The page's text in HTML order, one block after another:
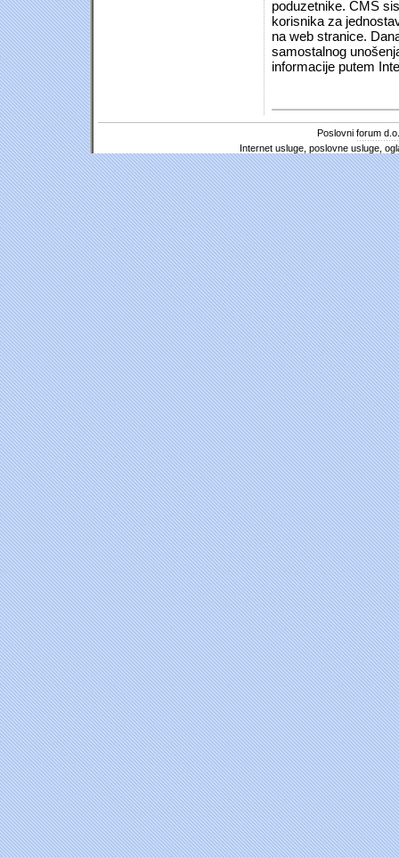
poduzetnike. CMS
korisnika za
na web stranice.
samostalnog
informacije putem
Poslovni forum
Internet usluge, poslovne usluge,